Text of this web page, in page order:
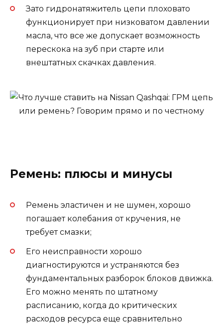
Зато гидронатяжитель цепи плоховато
функционирует при низковатом давлении
масла, что все же допускает возможность
перескока на зуб при старте или
внештатных скачках давления.
Ремень: плюсы и минусы
Ремень эластичен и не шумен, хорошо
погашает колебания от кручения, не
требует смазки;
Его неисправности хорошо
диагностируются и устраняются без
фундаментальных разборок блоков движка.
Его можно менять по штатному
расписанию, когда до критических
расходов ресурса еще сравнительно